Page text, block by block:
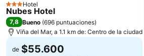
3 Estrellas
Hotel
Nubes Hotel
7,8 Bueno (696 puntuaciones)
Viña del Mar, a 1.1 km de: Centro de la ciudad
de $55.600